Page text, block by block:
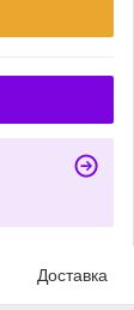
Доставка